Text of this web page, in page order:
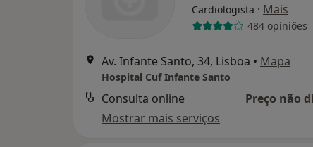
Cardiologista · Mais
484 opiniões
Av. Infante Santo, 34, Lisboa • Mapa
Hospital Cuf Infante Santo
Consulta online
Preço não
Mostrar mais serviços